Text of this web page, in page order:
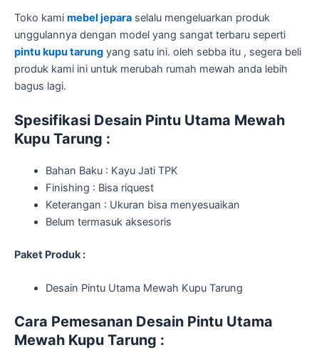
Toko kami mebel jepara selalu mengeluarkan produk
unggulannya dengan model yang sangat terbaru seperti
pintu kupu tarung yang satu ini. oleh sebba itu , segera beli
produk kami ini untuk merubah rumah mewah anda lebih
bagus lagi.
Spesifikasi Desain Pintu Utama Mewah
Kupu Tarung :
Bahan Baku : Kayu Jati TPK
Finishing : Bisa riquest
Keterangan : Ukuran bisa menyesuaikan
Belum termasuk aksesoris
Paket Produk :
Desain Pintu Utama Mewah Kupu Tarung
Cara Pemesanan Desain Pintu Utama
Mewah Kupu Tarung :